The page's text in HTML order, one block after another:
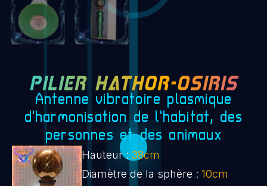
PILIER HATHOR-OSIRIS
Antenne vibratoire plasmique
d'harmonisation de l'habitat, des
personnes et des animaux
Hauteur : 38cm
Diamètre de la sphère : 10cm